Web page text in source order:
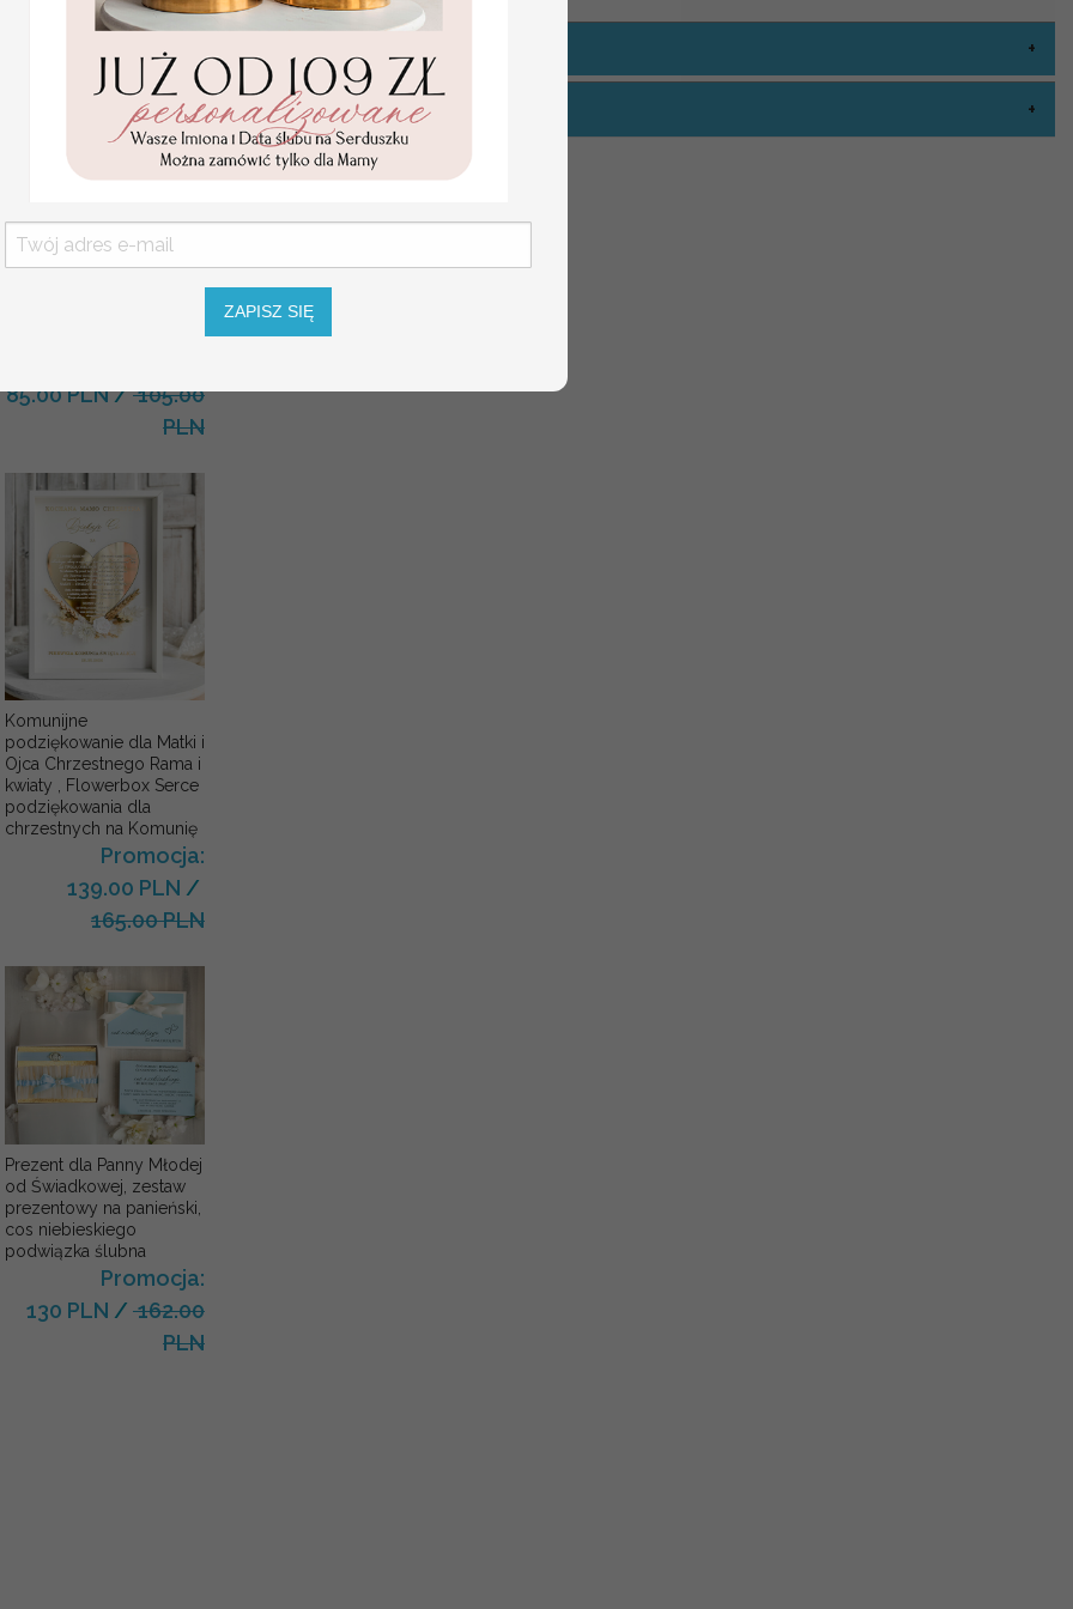
Statuetka pamiątka
Pierwszej Komunii w
pudełku,
85.00 PLN/105.00
PLN
Komunijne
podziękowanie dla Matki i
Ojca Chrzestnego Rama i
kwiaty , Flowerbox Serce
podziękowania dla
chrzestnych na Komunię
Promocja:
139.00 PLN /
165.00 PLN
Prezent dla Panny Młodej
od Świadkowej, zestaw
prezentowy na panieński,
cos niebieskiego
podwiązka ślubna
Promocja:
130 PLN / 162.00
PLN
KOLOR SZNURKA
ZAPISZ SIĘ